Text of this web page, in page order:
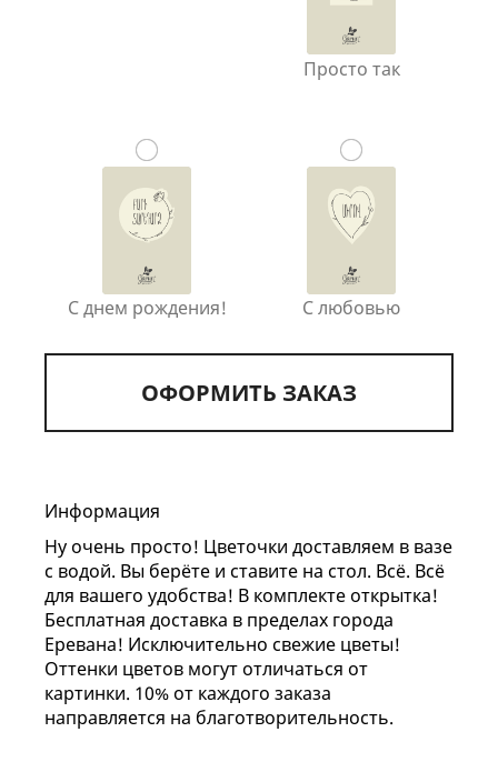
Просто так
С днем рождения! С любовью
ОФОРМИТЬ ЗАКАЗ
Информация
Ну очень просто! Цветочки доставляем в вазе
с водой. Вы берёте и ставите на стол. Всё. Всё
для вашего удобства! В комплекте открытка!
Бесплатная доставка в пределах города
Еревана! Исключительно свежие цветы!
Оттенки цветов могут отличаться от
картинки. 10% от каждого заказа
направляется на благотворительность.